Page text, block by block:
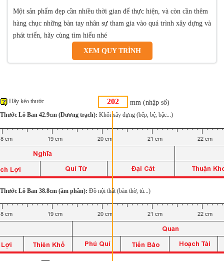
Một sản phẩm đẹp cần nhiều thời gian để thực hiện, và còn cần thêm
hàng chục những bàn tay nhân sự tham gia vào quá trình xây dựng và
phát triển, hãy cùng tìm hiểu nhé
XEM QUY TRÌNH
mm (nhập số)
Hãy kéo thước
Thước Lỗ Ban 42.9cm (Dương trạch): Khối xây dựng (bếp, bệ, bậc...)
Thước Lỗ Ban 38.8cm (âm phần): Đồ nội thất (bàn thờ, tủ...)